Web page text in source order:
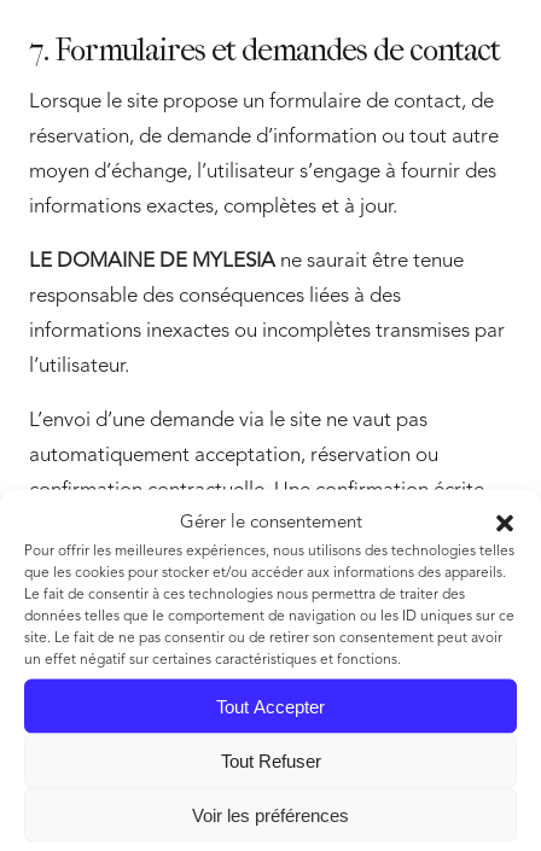
Gérer le consentement
Pour offrir les meilleures expériences, nous utilisons des technologies telles
que les cookies pour stocker et/ou accéder aux informations des appareils.
Le fait de consentir à ces technologies nous permettra de traiter des
données telles que le comportement de navigation ou les ID uniques sur ce
site. Le fait de ne pas consentir ou de retirer son consentement peut avoir
un effet négatif sur certaines caractéristiques et fonctions.
Tout Accepter
Tout Refuser
Voir les préférences
7. Formulaires et demandes de contact
Lorsque le site propose un formulaire de contact, de
réservation, de demande d’information ou tout autre
moyen d’échange, l’utilisateur s’engage à fournir des
informations exactes, complètes et à jour.
LE DOMAINE DE MYLESIAne saurait être tenue
responsable des conséquences liées à des
informations inexactes ou incomplètes transmises par
l’utilisateur.
L’envoi d’une demande via le site ne vaut pas
automatiquement acceptation, réservation ou
confirmation contractuelle. Une confirmation écrite
LE DOMAINE DE MYLESIA
nécessaire.
8. Comptes utilisateurs
À la date de la présente mise à jour, le site ne propose
pas nécessairement de création de compte utilisateur.
place ultérieurement, des conditions spécifiques